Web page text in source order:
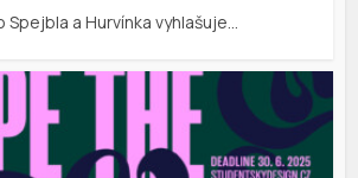
Spejbla a Hurvínka vyhlašuje…